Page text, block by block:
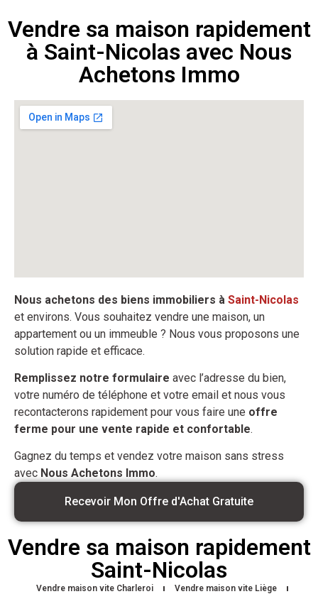
Vendre sa maison rapidement
à Saint-Nicolas avec Nous
Achetons Immo
Nous achetons des biens immobiliers à Saint-Nicolas
et environs. Vous souhaitez vendre une maison, un
appartement ou un immeuble ? Nous vous proposons une
solution rapide et efficace.
Remplissez notre formulaire avec l’adresse du bien,
votre numéro de téléphone et votre email et nous vous
recontacterons rapidement pour vous faire une offre
ferme pour une vente rapide et confortable.
Gagnez du temps et vendez votre maison sans stress
avec Nous Achetons Immo.
Recevoir Mon Offre d'Achat Gratuite
Vendre sa maison rapidement
Saint-Nicolas
Vendre maison vite Charleroi
Vendre maison vite Liège